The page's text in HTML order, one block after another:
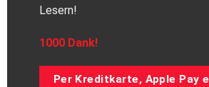
Lesern!
1000 Dank!
Per Kreditkarte, Apple Pay